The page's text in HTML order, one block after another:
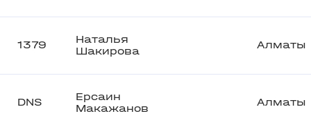
1379
Наталья
Шакирова
Алматы
DNS
Ерсаин
Макажанов
Алматы